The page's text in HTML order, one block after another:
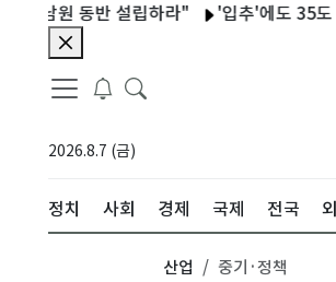
원 동반 설립하라" '입추'에도 35도 안팎
2026.8.7 (금)
정치 사회 경제 국제 전국
산업 중기·정책